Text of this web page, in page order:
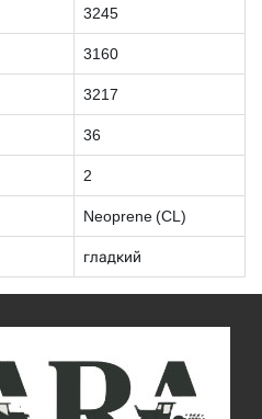
3245
3160
3217
36
2
Neoprene (CL)
гладкий